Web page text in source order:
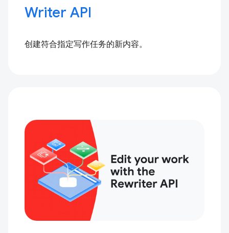
Writer API
创建符合指定写作任务的新内容。